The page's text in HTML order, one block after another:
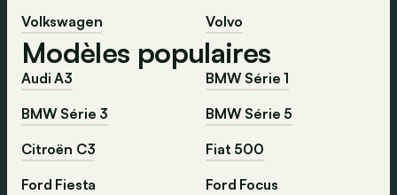
Volkswagen
Volvo
Modèles populaires
Audi A3
BMW Série 1
BMW Série 3
BMW Série 5
Citroën C3
Fiat 500
Ford Fiesta
Ford Focus